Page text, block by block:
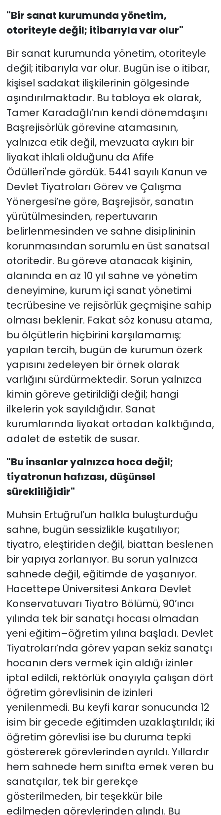
"Bir sanat kurumunda yönetim,
otoriteyle değil; itibarıyla var olur"
Bir sanat kurumunda yönetim, otoriteyle
değil; itibarıyla var olur. Bugün ise o itibar,
kişisel sadakat ilişkilerinin gölgesinde
aşındırılmaktadır. Bu tabloya ek olarak,
Tamer Karadağlı’nın kendi dönemdaşını
Başrejisörlük görevine atamasının,
yalnızca etik değil, mevzuata aykırı bir
liyakat ihlali olduğunu da Afife
Ödülleri'nde gördük. 5441 sayılı Kanun ve
Devlet Tiyatroları Görev ve Çalışma
Yönergesi’ne göre, Başrejisör, sanatın
yürütülmesinden, repertuvarın
belirlenmesinden ve sahne disiplininin
korunmasından sorumlu en üst sanatsal
otoritedir. Bu göreve atanacak kişinin,
alanında en az 10 yıl sahne ve yönetim
deneyimine, kurum içi sanat yönetimi
tecrübesine ve rejisörlük geçmişine sahip
olması beklenir. Fakat söz konusu atama,
bu ölçütlerin hiçbirini karşılamamış;
yapılan tercih, bugün de kurumun özerk
yapısını zedeleyen bir örnek olarak
varlığını sürdürmektedir. Sorun yalnızca
kimin göreve getirildiği değil; hangi
ilkelerin yok sayıldığıdır. Sanat
kurumlarında liyakat ortadan kalktığında,
adalet de estetik de susar.
"Bu insanlar yalnızca hoca değil;
tiyatronun hafızası, düşünsel
sürekliliğidir"
Muhsin Ertuğrul’un halkla buluşturduğu
sahne, bugün sessizlikle kuşatılıyor;
tiyatro, eleştiriden değil, biattan beslenen
bir yapıya zorlanıyor. Bu sorun yalnızca
sahnede değil, eğitimde de yaşanıyor.
Hacettepe Üniversitesi Ankara Devlet
Konservatuvarı Tiyatro Bölümü, 90’ıncı
yılında tek bir sanatçı hocası olmadan
yeni eğitim–öğretim yılına başladı. Devlet
Tiyatroları’nda görev yapan sekiz sanatçı
hocanın ders vermek için aldığı izinler
iptal edildi, rektörlük onayıyla çalışan dört
öğretim görevlisinin de izinleri
yenilenmedi. Bu keyfi karar sonucunda 12
isim bir gecede eğitimden uzaklaştırıldı; iki
öğretim görevlisi ise bu duruma tepki
göstererek görevlerinden ayrıldı. Yıllardır
hem sahnede hem sınıfta emek veren bu
sanatçılar, tek bir gerekçe
gösterilmeden, bir teşekkür bile
edilmeden görevlerinden alındı. Bu